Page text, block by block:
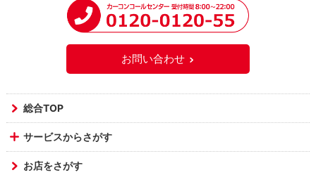
お問い合わせ
総合TOP
サービスからさがす
お店をさがす